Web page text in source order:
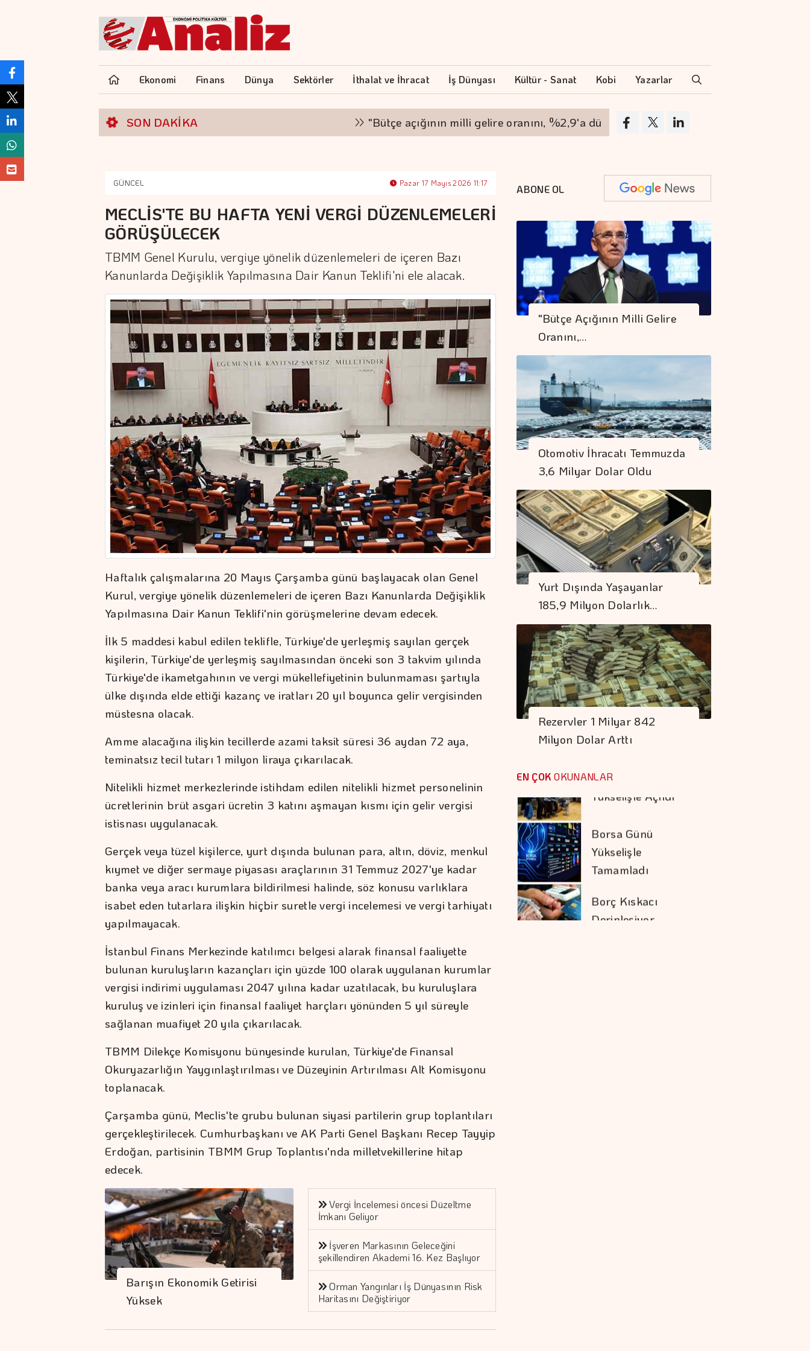
Ekonomi Finans Dünya Sektörler İthalat ve İhracat İş Dünyası Kültür - Sanat Kobi Yazarlar
SON DAKİKA "Bütçe açığının milli gelire oranını, %2,9'a düşürdük" Otomotiv ihracatı
GÜNCEL Pazar 17 Mayıs 2026 11:17
MECLİS'TE BU HAFTA YENİ VERGİ DÜZENLEMELERİ
GÖRÜŞÜLECEK
TBMM Genel Kurulu, vergiye yönelik düzenlemeleri de içeren Bazı
Kanunlarda Değişiklik Yapılmasına Dair Kanun Teklifi'ni ele alacak.
Haftalık çalışmalarına 20 Mayıs Çarşamba günü başlayacak olan Genel
Kurul, vergiye yönelik düzenlemeleri de içeren Bazı Kanunlarda Değişiklik
Yapılmasına Dair Kanun Teklifi'nin görüşmelerine devam edecek.
İlk 5 maddesi kabul edilen teklifle, Türkiye'de yerleşmiş sayılan gerçek
kişilerin, Türkiye'de yerleşmiş sayılmasından önceki son 3 takvim yılında
Türkiye'de ikametgahının ve vergi mükellefiyetinin bulunmaması şartıyla
ülke dışında elde ettiği kazanç ve iratları 20 yıl boyunca gelir vergisinden
müstesna olacak.
Amme alacağına ilişkin tecillerde azami taksit süresi 36 aydan 72 aya,
teminatsız tecil tutarı 1 milyon liraya çıkarılacak.
Nitelikli hizmet merkezlerinde istihdam edilen nitelikli hizmet personelinin
ücretlerinin brüt asgari ücretin 3 katını aşmayan kısmı için gelir vergisi
istisnası uygulanacak.
Gerçek veya tüzel kişilerce, yurt dışında bulunan para, altın, döviz, menkul
kıymet ve diğer sermaye piyasası araçlarının 31 Temmuz 2027'ye kadar
banka veya aracı kurumlara bildirilmesi halinde, söz konusu varlıklara
isabet eden tutarlara ilişkin hiçbir suretle vergi incelemesi ve vergi tarhiyatı
yapılmayacak.
İstanbul Finans Merkezinde katılımcı belgesi alarak finansal faaliyette
bulunan kuruluşların kazançları için yüzde 100 olarak uygulanan kurumlar
vergisi indirimi uygulaması 2047 yılına kadar uzatılacak, bu kuruluşlara
kuruluş ve izinleri için finansal faaliyet harçları yönünden 5 yıl süreyle
sağlanan muafiyet 20 yıla çıkarılacak.
TBMM Dilekçe Komisyonu bünyesinde kurulan, Türkiye'de Finansal
Okuryazarlığın Yaygınlaştırılması ve Düzeyinin Artırılması Alt Komisyonu
toplanacak.
Çarşamba günü, Meclis'te grubu bulunan siyasi partilerin grup toplantıları
gerçekleştirilecek. Cumhurbaşkanı ve AK Parti Genel Başkanı Recep Tayyip
Erdoğan, partisinin TBMM Grup Toplantısı'nda milletvekillerine hitap
edecek.
Barışın Ekonomik Getirisi
Yüksek
Vergi İncelemesi öncesi Düzeltme
İmkanı Geliyor
İşveren Markasının Geleceğini
şekillendiren Akademi 16. Kez Başlıyor
Orman Yangınları İş Dünyasının Risk
Haritasını Değiştiriyor
ABONE OL
"Bütçe Açığının Milli Gelire
Oranını,…
Otomotiv İhracatı Temmuzda
3,6 Milyar Dolar Oldu
Yurt Dışında Yaşayanlar
185,9 Milyon Dolarlık…
Rezervler 1 Milyar 842
Milyon Dolar Arttı
EN ÇOK OKUNANLAR
Armada Gıda'nın
CEO'su, Mehmet
Hayri Sönmez Oldu
Gamze Yücel'den
Sevgiye Bilimsel
Bakış
Altının Kilogram
Fiyatı 6 Milyon 360
Bin Liraya Yükseldi
Yükselişle Açıldı
Yükselişle
Tamamladı
Borç Kıskacı
Derinleşiyor